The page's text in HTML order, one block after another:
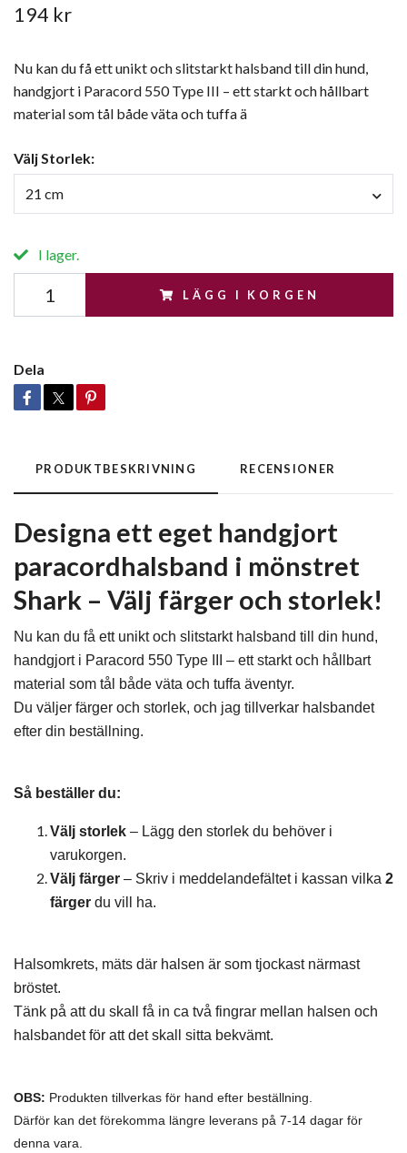
194 kr
Nu kan du få ett unikt och slitstarkt halsband till din hund,
handgjort i Paracord 550 Type III – ett starkt och hållbart
material som tål både väta och tuffa ä
Välj Storlek:
21 cm
I lager.
LÄGG I KORGEN
Dela
PRODUKTBESKRIVNING RECENSIONER
Designa ett eget handgjort
paracordhalsband i mönstret
Shark – Välj färger och storlek!
Nu kan du få ett unikt och slitstarkt halsband till din hund,
handgjort i Paracord 550 Type III – ett starkt och hållbart
material som tål både väta och tuffa äventyr.
Du väljer färger och storlek, och jag tillverkar halsbandet
efter din beställning.
Så beställer du:
Välj storlek – Lägg den storlek du behöver i
varukorgen.
Välj färger – Skriv i meddelandefältet i kassan vilka 2
färger du vill ha.
Halsomkrets, mäts där halsen är som tjockast närmast
bröstet.
Tänk på att du skall få in ca två fingrar mellan halsen och
halsbandet för att det skall sitta bekvämt.
OBS: Produkten tillverkas för hand efter beställning.
Därför kan det förekomma längre leverans på 7-14 dagar för
denna vara.